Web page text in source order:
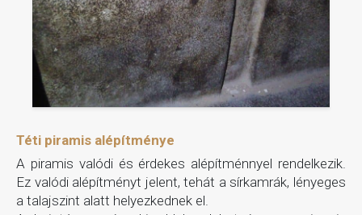
Téti piramis alépítménye
A piramis valódi és érdekes alépítménnyel rendelkezik.
Ez valódi alépítményt jelent, tehát a sírkamrák, lényeges
a talajszint alatt helyezkednek el.